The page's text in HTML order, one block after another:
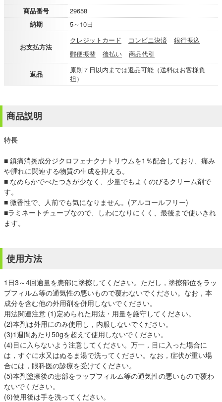
商品番号
29658
納期
5～10日
お支払方法
クレジットカード コンビニ決済
銀行振込
郵便振替
後払い 商品代引
返品
原則７日以内までは返品可能（送料はお客様負
担）
商品説明
特長
■ 鎮痛消炎成分ジクロフェナクナトリウムを1％配合しており、痛み
や腫れに関連する物質の生成を抑える。
■ なめらかでべたつきが少なく、少量でもよくのびるクリーム剤で
す。
■ 微香性で、人前でも気になりません。(アルコールフリー)
■ラミネートチューブなので、しわになりにくく、最後まで使いきれ
ます。
使用方法
1日3～4回適量を患部に塗擦してください。ただし，塗擦部位をラッ
プフィルム等の通気性の悪いもので覆わないでください。なお，本
成分を含む他の外用剤を併用しないでください。
用法関連注意 (1)定められた用法・用量を厳守してください。
(2)本剤は外用にのみ使用し，内服しないでください。
(3)1週間あたり50gを超えて使用しないでください。
(4)目に入らないよう注意してください。万一，目に入った場合に
は，すぐに水又はぬるま湯で洗ってください。なお，症状が重い場
合には，眼科医の診療を受けてください。
(5)本剤塗擦後の患部をラップフィルム等の通気性の悪いもので覆わ
ないでください。
(6)使用後は手を洗ってください。